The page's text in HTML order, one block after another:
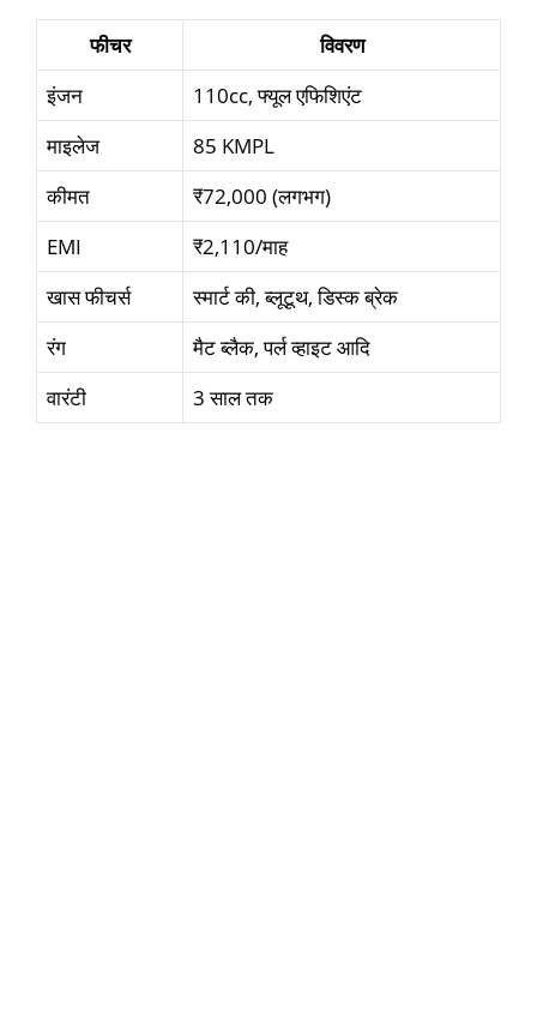
फीचर
विवरण
इंजन
110cc, फ्यूल एफिशिएंट
माइलेज
85 KMPL
कीमत
₹72,000 (लगभग)
EMI
₹2,110/माह
खास फीचर्स
स्मार्ट की, ब्लूटूथ, डिस्क ब्रेक
रंग
मैट ब्लैक, पर्ल व्हाइट आदि
वारंटी
3 साल तक